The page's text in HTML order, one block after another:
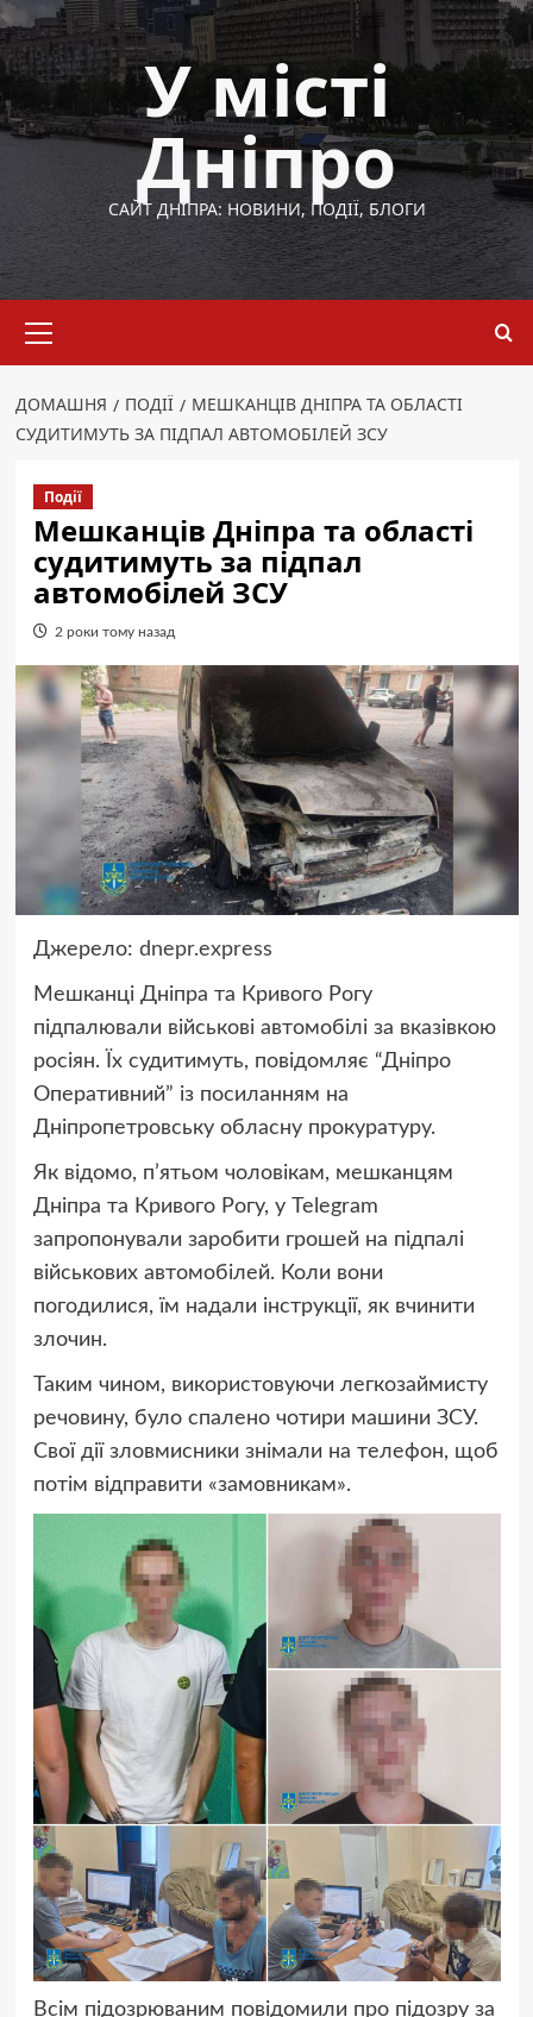
Перейти
до
вмісту
У місті
Дніпро
САЙТ ДНІПРА: НОВИНИ, ПОДІЇ, БЛОГИ
меню
ДОМАШНЯ ПОДІЇ
МЕШКАНЦІВ ДНІПРА ТА ОБЛАСТІ
СУДИТИМУТЬ ЗА ПІДПАЛ АВТОМОБІЛЕЙ ЗСУ
Події
Мешканців Дніпра та області
судитимуть за підпал
автомобілей ЗСУ
2 роки тому назад
Джерело: dnepr.express
Мешканці Дніпра та Кривого Рогу
підпалювали військові автомобілі за вказівкою
росіян. Їх судитимуть, повідомляє “Дніпро
Оперативний” із посиланням на
Дніпропетровську обласну прокуратуру.
Як відомо, п’ятьом чоловікам, мешканцям
Дніпра та Кривого Рогу, у Telegram
запропонували заробити грошей на підпалі
військових автомобілей. Коли вони
погодилися, їм надали інструкції, як вчинити
злочин.
Таким чином, використовуючи легкозаймисту
речовину, було спалено чотири машини ЗСУ.
Свої дії зловмисники знімали на телефон, щоб
потім відправити «замовникам».
Всім підозрюваним повідомили про підозру за